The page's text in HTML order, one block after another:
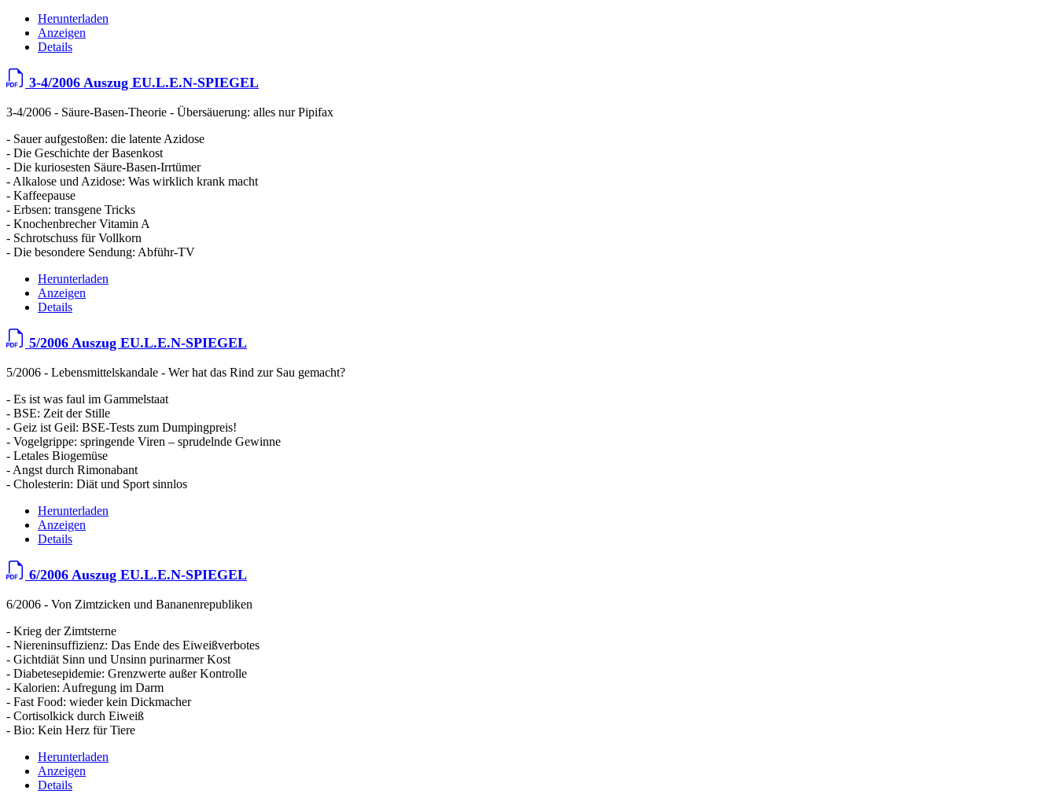
Herunterladen
Anzeigen
Details
3-4/2006 Auszug EU.L.E.N-SPIEGEL
3-4/2006 - Säure-Basen-Theorie - Übersäuerung: alles nur Pipifax
- Sauer aufgestoßen: die latente Azidose
- Die Geschichte der Basenkost
- Die kuriosesten Säure-Basen-Irrtümer
- Alkalose und Azidose: Was wirklich krank macht
- Kaffeepause
- Erbsen: transgene Tricks
- Knochenbrecher Vitamin A
- Schrotschuss für Vollkorn
- Die besondere Sendung: Abführ-TV
Herunterladen
Anzeigen
Details
5/2006 Auszug EU.L.E.N-SPIEGEL
5/2006 - Lebensmittelskandale - Wer hat das Rind zur Sau gemacht?
- Es ist was faul im Gammelstaat
- BSE: Zeit der Stille
- Geiz ist Geil: BSE-Tests zum Dumpingpreis!
- Vogelgrippe: springende Viren – sprudelnde Gewinne
- Letales Biogemüse
- Angst durch Rimonabant
- Cholesterin: Diät und Sport sinnlos
Herunterladen
Anzeigen
Details
6/2006 Auszug EU.L.E.N-SPIEGEL
6/2006 - Von Zimtzicken und Bananenrepubliken
- Krieg der Zimtsterne
- Niereninsuffizienz: Das Ende des Eiweißverbotes
- Gichtdiät Sinn und Unsinn purinarmer Kost
- Diabetesepidemie: Grenzwerte außer Kontrolle
- Kalorien: Aufregung im Darm
- Fast Food: wieder kein Dickmacher
- Cortisolkick durch Eiweiß
- Bio: Kein Herz für Tiere
Herunterladen
Anzeigen
Details